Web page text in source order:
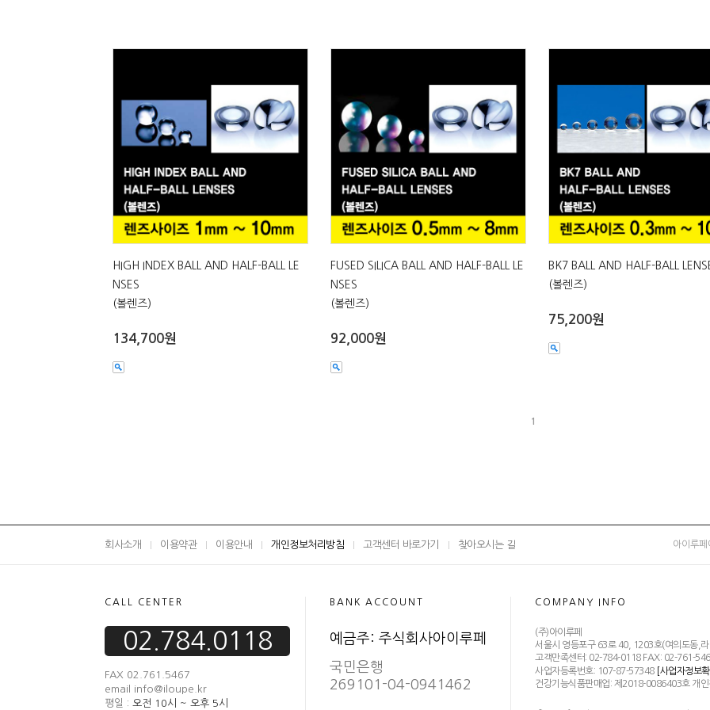
HIGH INDEX BALL AND HALF-BALL LE
NSES
(볼렌즈)
134,700원
FUSED SILICA BALL AND HALF-BALL LE
NSES
(볼렌즈)
92,000원
BK7 BALL AND HALF-BALL
(볼렌즈)
75,200원
1
회사소개 이용약관 이용안내 개인정보처리방침 고객센터 바로가기 찾아오시는 길 아이루
CALL CENTER
02.784.0118
FAX 02.761.5467
email info@iloupe.kr
평일 : 오전 10시 ~ 오후 5시
BANK ACCOUNT
예금주: 주식회사아이루페
국민은행
269101-04-0941462
COMPANY INFO
(주)아이루페
서울시 영등포구 63로 40, 1203호(여의도동,
고객만족센터: 02-784-0118 FAX: 02-761-
사업자등록번호: 107-87-57348 [사업자정보
건강기능식품판매업: 제2018-0086403호 개